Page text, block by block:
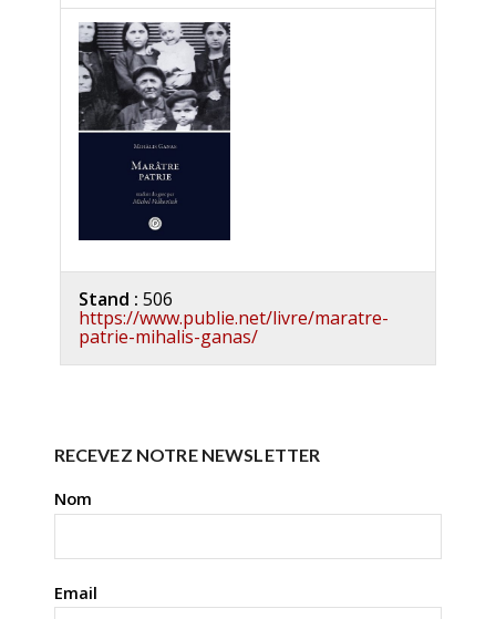
Stand : 506
https://www.publie.net/livre/maratre-
patrie-mihalis-ganas/
RECEVEZ NOTRE NEWSLETTER
Nom
Email